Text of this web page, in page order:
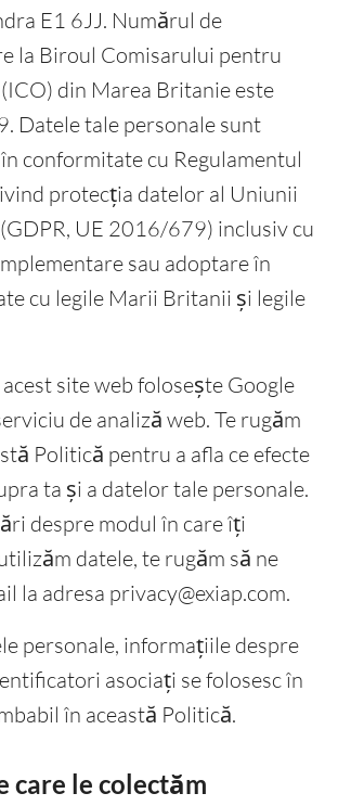
E1 6JJ. Numărul de
la Biroul Comisarului pentru
din Marea Britanie este
Datele tale personale sunt
conformitate cu Regulamentul
protecția datelor al Uniunii
UE 2016/679) inclusiv cu
sau adoptare în
cu legile Marii Britanii și legile
acest site web folosește Google
de analiză web. Te rugăm
Politică pentru a afla ce efecte
ta și a datelor tale personale.
despre modul în care îți
datele, te rugăm să ne
la adresa privacy@exiap.com.
personale, informațiile despre
asociați se folosesc în
în această Politică.
care le colectăm